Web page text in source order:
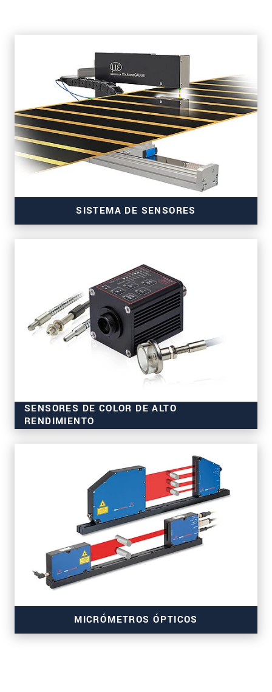
SISTEMA DE SENSORES
para la medición precisa del grosor
SENSORES DE COLOR DE ALTO
RENDIMIENTO
para medir material, superficie, turbidez, brillo
MICRÓMETROS ÓPTICOS